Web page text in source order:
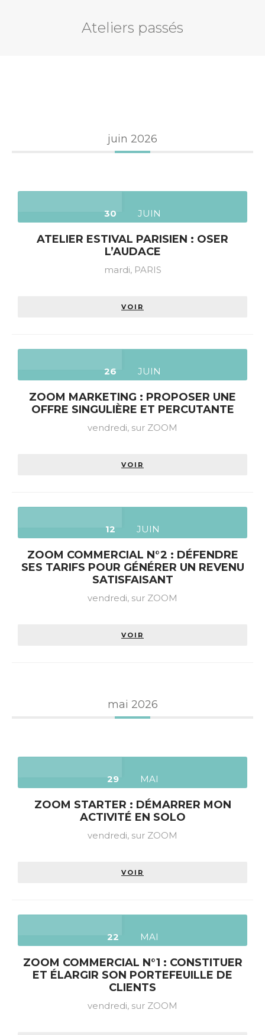
Ateliers passés
juin 2026
30 JUIN
ATELIER ESTIVAL PARISIEN : OSER
L’AUDACE
mardi, PARIS
VOIR
26 JUIN
ZOOM MARKETING : PROPOSER UNE
OFFRE SINGULIÈRE ET PERCUTANTE
vendredi, sur ZOOM
VOIR
12 JUIN
ZOOM COMMERCIAL N°2 : DÉFENDRE
SES TARIFS POUR GÉNÉRER UN REVENU
SATISFAISANT
vendredi, sur ZOOM
VOIR
mai 2026
29 MAI
ZOOM STARTER : DÉMARRER MON
ACTIVITÉ EN SOLO
vendredi, sur ZOOM
VOIR
22 MAI
ZOOM COMMERCIAL N°1 : CONSTITUER
ET ÉLARGIR SON PORTEFEUILLE DE
CLIENTS
vendredi, sur ZOOM